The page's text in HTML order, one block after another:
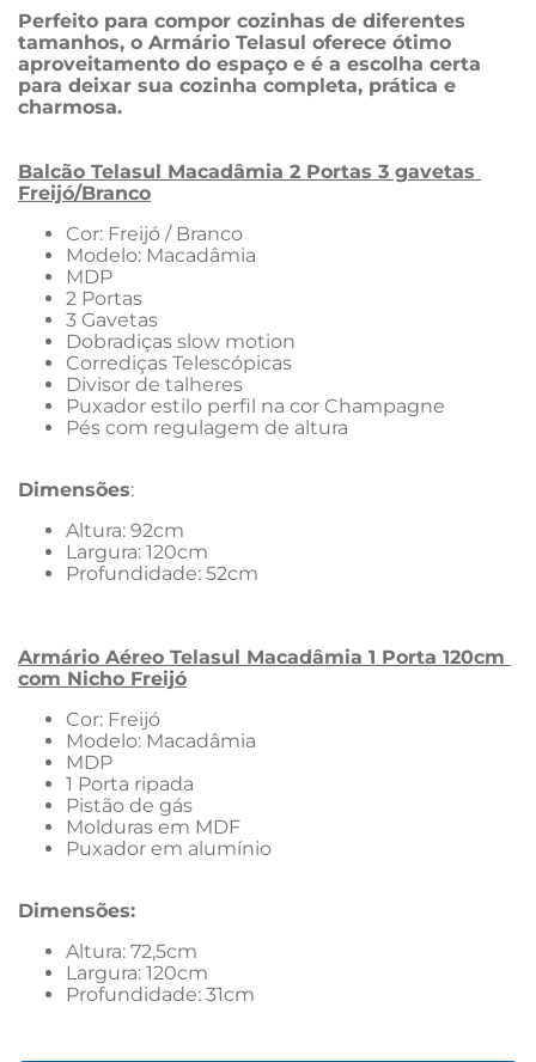
Perfeito para compor cozinhas de diferentes
tamanhos, o Armário Telasul oferece ótimo
aproveitamento do espaço e é a escolha certa
para deixar sua cozinha completa, prática e
charmosa.
Balcão Telasul Macadâmia 2 Portas 3 gavetas
Freijó/Branco
Cor: Freijó / Branco
Modelo: Macadâmia
MDP
2 Portas
3 Gavetas
Dobradiças slow motion
Corrediças Telescópicas
Divisor de talheres
Puxador estilo perfil na cor Champagne
Pés com regulagem de altura
Dimensões:
Altura: 92cm
Largura: 120cm
Profundidade: 52cm
Armário Aéreo Telasul Macadâmia 1 Porta 120cm
com Nicho Freijó
Cor: Freijó
Modelo: Macadâmia
MDP
1 Porta ripada
Pistão de gás
Molduras em MDF
Puxador em alumínio
Dimensões:
Altura: 72,5cm
Largura: 120cm
Profundidade: 31cm